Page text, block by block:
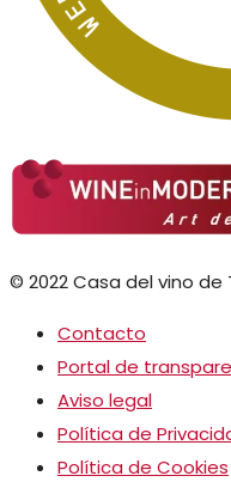
© 2022 Casa del vino de
Contacto
Portal de
Aviso legal
Política de
Política de Cookies